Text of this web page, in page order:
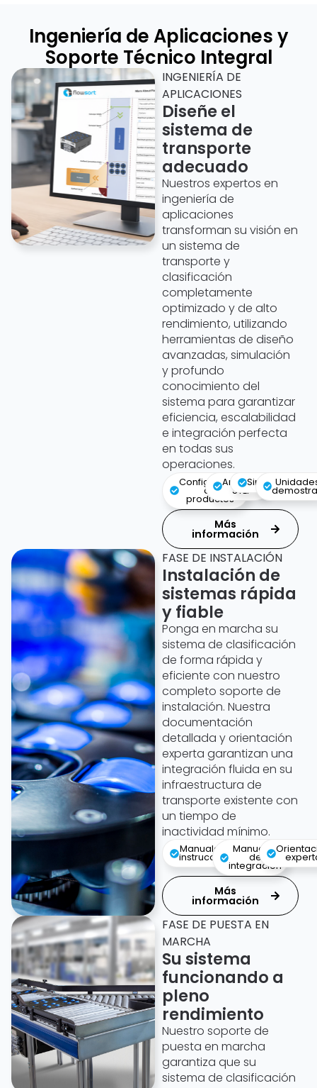
Ingeniería de Aplicaciones y
Soporte Técnico Integral
INGENIERÍA DE
APLICACIONES
Diseñe el
sistema de
transporte
adecuado
Nuestros expertos en
ingeniería de
aplicaciones
transforman su visión en
un sistema de
transporte y
clasificación
completamente
optimizado y de alto
rendimiento, utilizando
herramientas de diseño
avanzadas, simulación
y profundo
conocimiento del
sistema para garantizar
eficiencia, escalabilidad
e integración perfecta
en todas sus
operaciones.
Configurador
de
productos
Archivos
STEP
Simulaciones
Más
información
FASE DE INSTALACIÓN
Instalación de
sistemas rápida
y fiable
Ponga en marcha su
sistema de clasificación
de forma rápida y
eficiente con nuestro
completo soporte de
instalación. Nuestra
documentación
detallada y orientación
experta garantizan una
integración fluida en su
infraestructura de
transporte existente con
un tiempo de
inactividad mínimo.
Manuales de
instrucciones
Manuales
de
integración
Más
información
FASE DE PUESTA EN
MARCHA
Su sistema
funcionando a
pleno
rendimiento
Nuestro soporte de
puesta en marcha
garantiza que su
sistema de clasificación